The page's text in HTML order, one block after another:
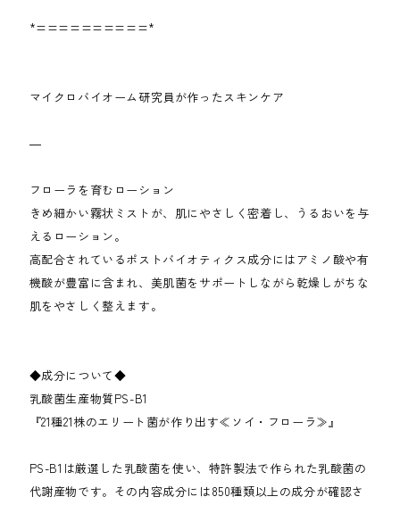
*==========*
マイクロバイオーム研究員が作ったスキンケア
―
フローラを育むローション
きめ細かい霧状ミストが、肌にやさしく密着し、うるおいを与
えるローション。
高配合されているポストバイオティクス成分にはアミノ酸や有
機酸が豊富に含まれ、美肌菌をサポートしながら乾燥しがちな
肌をやさしく整えます。
◆成分について◆
乳酸菌生産物質PS-B1
『21種21株のエリート菌が作り出す≪ソイ・フローラ≫』
PS-B1は厳選した乳酸菌を使い、特許製法で作られた乳酸菌の
代謝産物です。その内容成分には850種類以上の成分が確認さ